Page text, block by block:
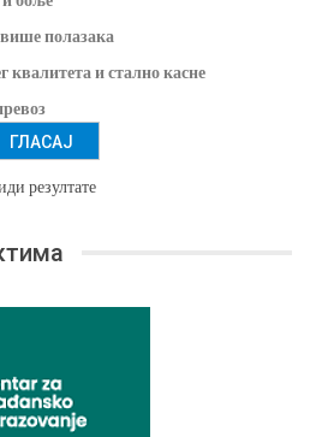
полазака
квалитета и стално касне
резултате